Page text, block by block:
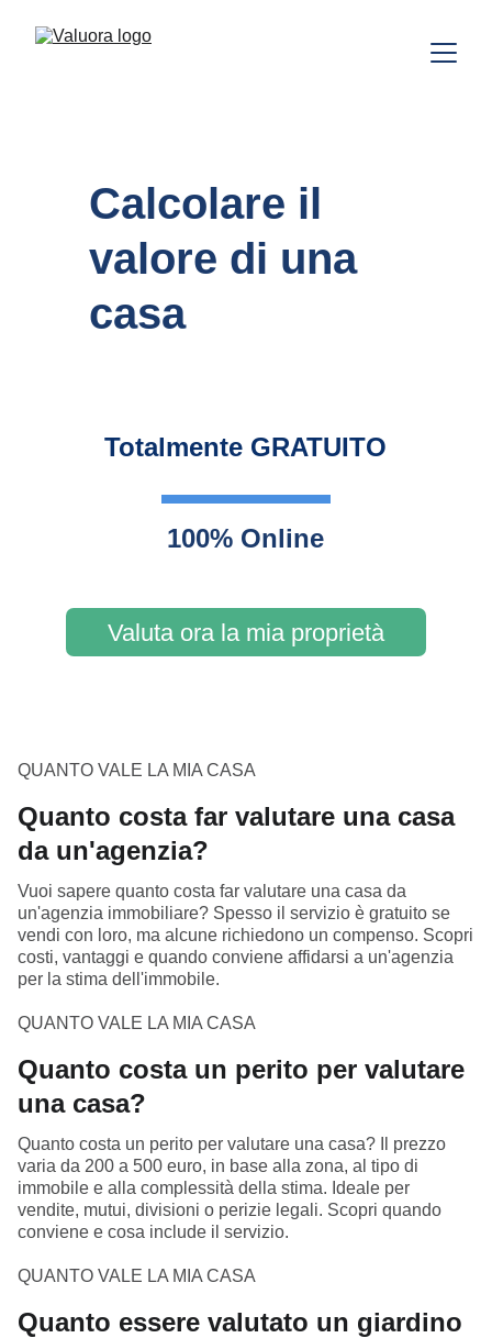
Calcolare il
valore di una
casa
Totalmente GRATUITO
100% Online
Valuta ora la mia proprietà
QUANTO VALE LA MIA CASA
Quanto costa far valutare una casa
da un'agenzia?
Vuoi sapere quanto costa far valutare una casa da
un'agenzia immobiliare? Spesso il servizio è gratuito se
vendi con loro, ma alcune richiedono un compenso. Scopri
costi, vantaggi e quando conviene affidarsi a un'agenzia
per la stima dell'immobile.
QUANTO VALE LA MIA CASA
Quanto costa un perito per valutare
una casa?
Quanto costa un perito per valutare una casa? Il prezzo
varia da 200 a 500 euro, in base alla zona, al tipo di
immobile e alla complessità della stima. Ideale per
vendite, mutui, divisioni o perizie legali. Scopri quando
conviene e cosa include il servizio.
QUANTO VALE LA MIA CASA
Quanto essere valutato un giardino